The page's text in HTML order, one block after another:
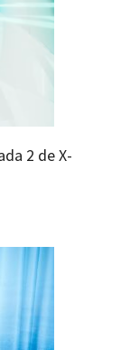
2 de X-